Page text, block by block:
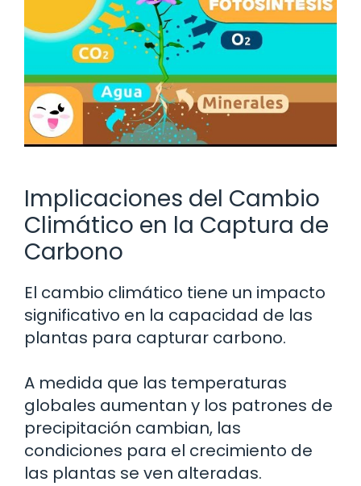
Implicaciones del Cambio
Climático en la Captura de
Carbono
El cambio climático tiene un impacto
significativo en la capacidad de las
plantas para capturar carbono.
A medida que las temperaturas
globales aumentan y los patrones de
precipitación cambian, las
condiciones para el crecimiento de
las plantas se ven alteradas.